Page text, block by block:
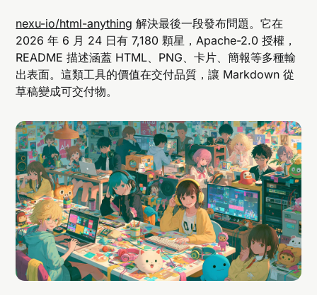
nexu-io/html-anything 解決最後一段發布問題。它在
2026 年 6 月 24 日有 7,180 顆星，Apache-2.0 授權，
README 描述涵蓋 HTML、PNG、卡片、簡報等多種輸
出表面。這類工具的價值在交付品質，讓 Markdown 從
草稿變成可交付物。